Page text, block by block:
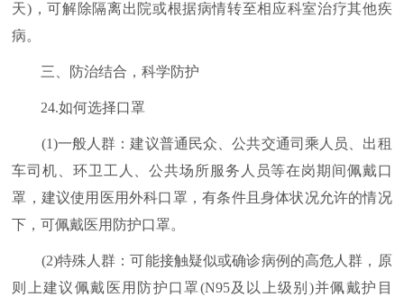
天)，可解除隔离出院或根据病情转至相应科室治疗其他疾
病。
三、防治结合，科学防护
24.如何选择口罩
(1)一般人群：建议普通民众、公共交通司乘人员、出租
车司机、环卫工人、公共场所服务人员等在岗期间佩戴口
罩，建议使用医用外科口罩，有条件且身体状况允许的情况
下，可佩戴医用防护口罩。
(2)特殊人群：可能接触疑似或确诊病例的高危人群，原
则上建议佩戴医用防护口罩(N95及以上级别)并佩戴护目